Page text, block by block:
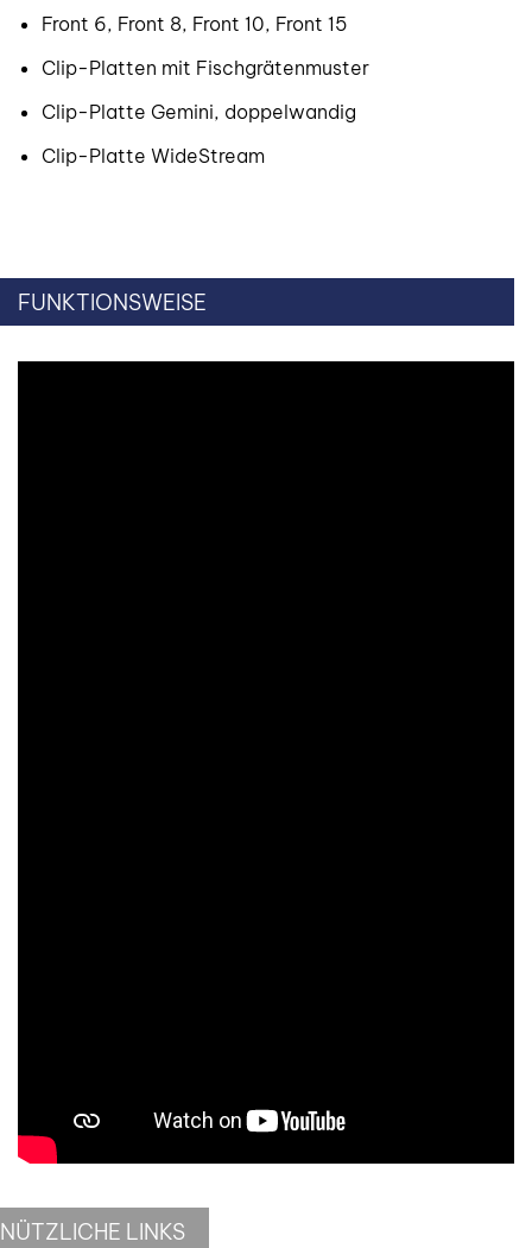
Front 6, Front 8, Front 10, Front 15
Clip-Platten mit Fischgrätenmuster
Clip-Platte Gemini, doppelwandig
Clip-Platte WideStream
FUNKTIONSWEISE
NÜTZLICHE LINKS